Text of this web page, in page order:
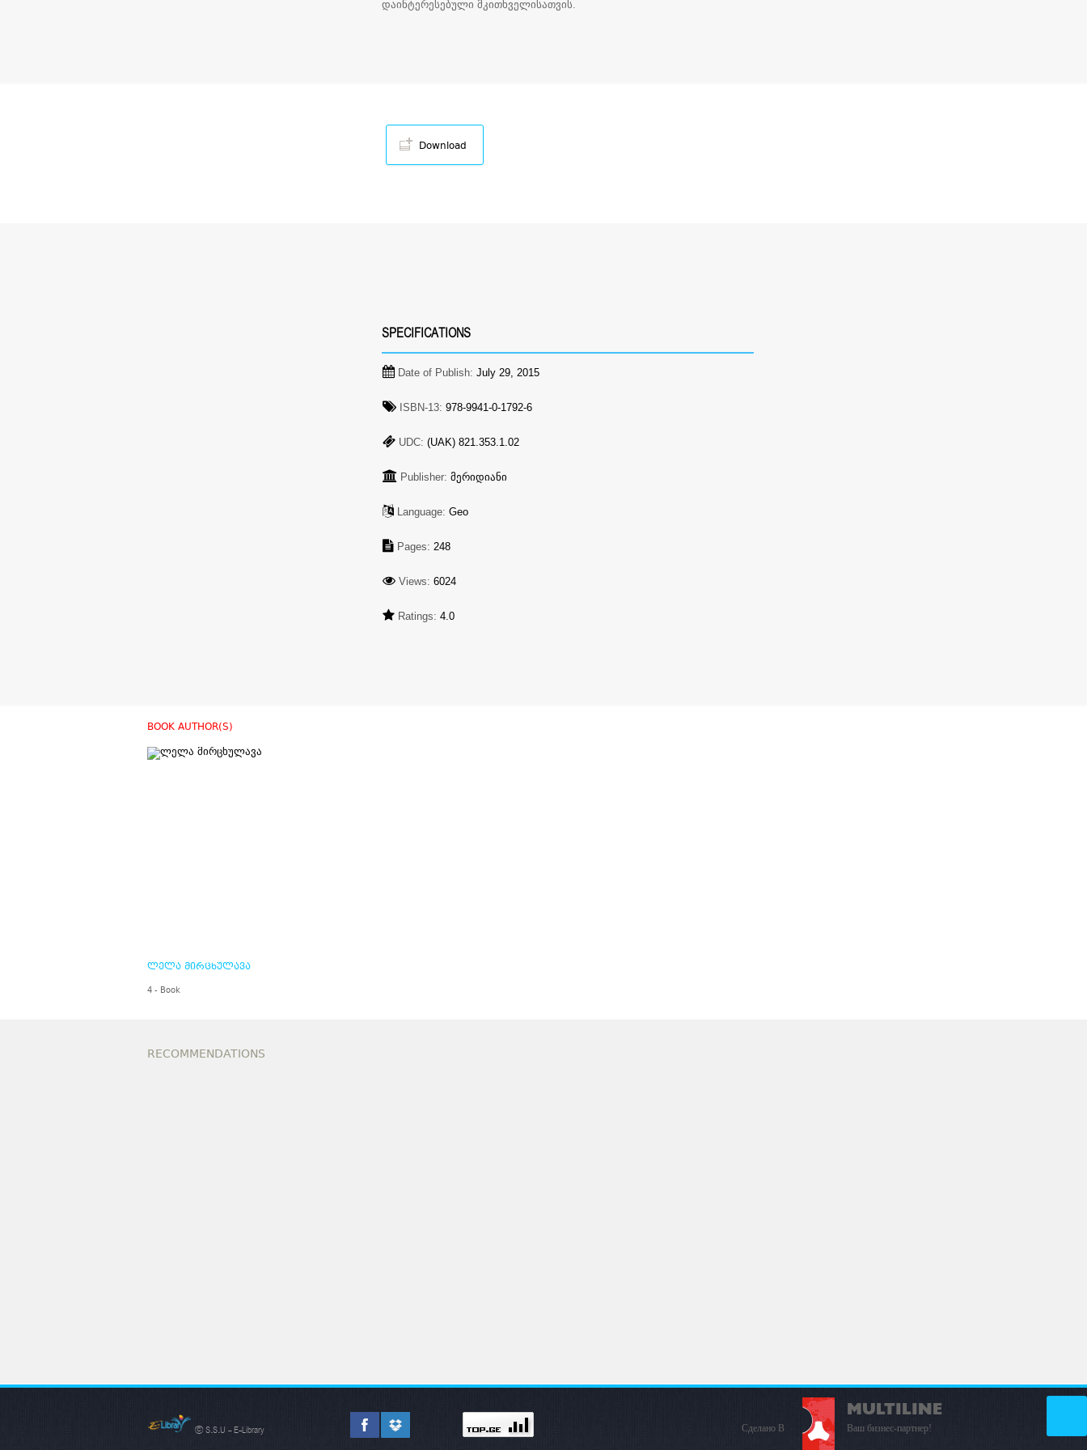
დაინტერესებული მკითხველისათვის.
Download
SPECIFICATIONS
Date of Publish: July 29, 2015
ISBN-13: 978-9941-0-1792-6
UDC: (UAK) 821.353.1.02
Publisher: მერიდიანი
Language: Geo
Pages: 248
Views: 6024
Ratings: 4.0
BOOK AUTHOR(S)
ლელა მირცხულავა
4 - Book
RECOMMENDATIONS
© S.S.U - E-Library Сделано В
MULTILINE
Ваш бизнес-партнер!